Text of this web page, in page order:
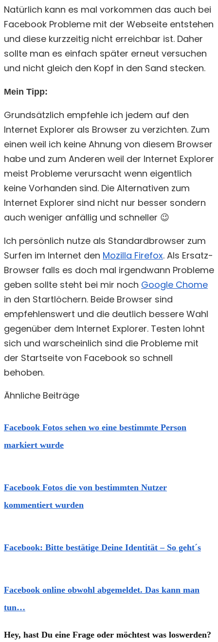
Natürlich kann es mal vorkommen das auch bei
Facebook Probleme mit der Webseite entstehen
und diese kurzzeitig nicht erreichbar ist. Daher
sollte man es einfach später erneut versuchen
und nicht gleich den Kopf in den Sand stecken.
Mein Tipp:
Grundsätzlich empfehle ich jedem auf den
Internet Explorer als Browser zu verzichten. Zum
einen weil ich keine Ahnung von diesem Browser
habe und zum Anderen weil der Internet Explorer
meist Probleme verursacht wenn eigentlich
keine Vorhanden sind. Die Alternativen zum
Internet Explorer sind nicht nur besser sondern
auch weniger anfällig und schneller 😉
Ich persönlich nutze als Standardbrowser zum
Surfen im Internet den Mozilla Firefox. Als Ersatz-
Browser falls es doch mal irgendwann Probleme
geben sollte steht bei mir noch Google Chome
in den Startlöchern. Beide Browser sind
empfehlenswert und die deutlich bessere Wahl
gegenüber dem Internet Explorer. Testen lohnt
sich und warscheinlich sind die Probleme mit
der Startseite von Facebook so schnell
behoben.
Ähnliche Beiträge
Facebook Fotos sehen wo eine bestimmte Person
markiert wurde
Facebook Fotos die von bestimmten Nutzer
kommentiert wurden
Facebook: Bitte bestätige Deine Identität – So geht´s
Facebook online obwohl abgemeldet. Das kann man
tun…
Hey, hast Du eine Frage oder möchtest was loswerden?